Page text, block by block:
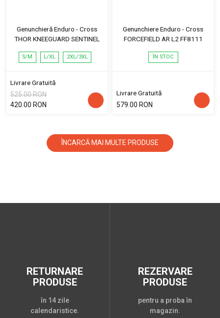
Genunchieră Enduro - Cross
THOR KNEEGUARD SENTINEL
S/M L/XL 2XL/3XL
Livrare Gratuită
525.00 RON
420.00 RON
Genunchiere Enduro - Cross
FORCEFIELD AR L2 FF8111
ÎN STOC
Livrare Gratuită
579.00 RON
ÎNCARCĂ MAI MULTE PRODUSE
RETURNARE
PRODUSE
în 14 zile
calendaristice.
REZERVARE
PRODUSE
pentru a proba în
magazin.